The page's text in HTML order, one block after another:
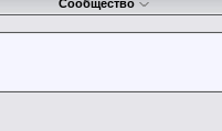
Сообщество